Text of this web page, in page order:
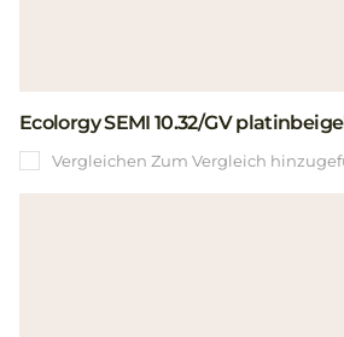
Ecolorgy SEMI 10.32/GV
Vergleichen Zum Vergleich